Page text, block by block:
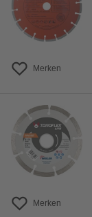
Merken
Merken